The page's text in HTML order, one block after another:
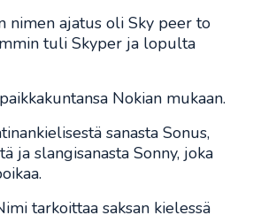
nimen ajatus oli Sky peer to
tuli Skyper ja lopulta
Nokian mukaan.
sanasta Sonus,
ja slangisanasta Sonny, joka
tarkoittaa saksan kielessä